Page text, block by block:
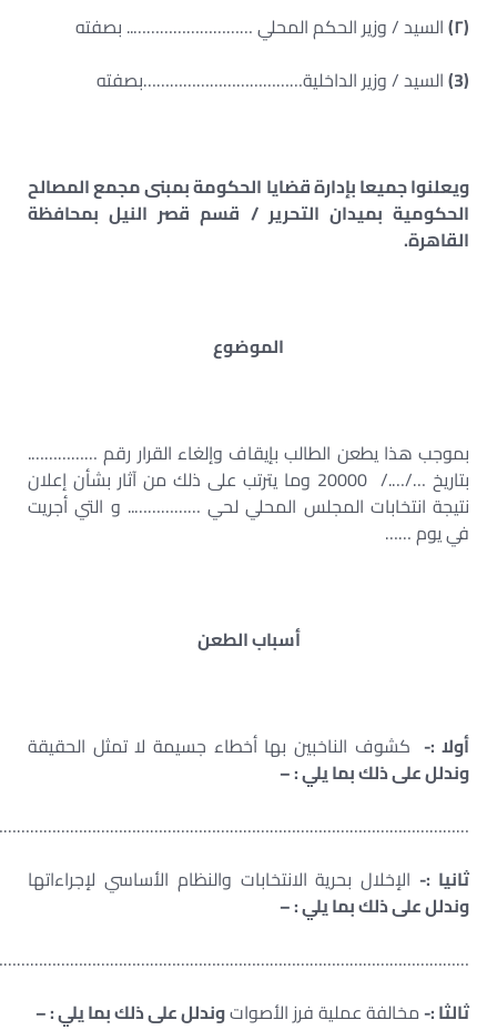
(۲)
السيد / وزير الحكم المحلي ……………………….. بصفته
(3)
السيد / وزير الداخلية………………………………بصفته
ويعلنوا جميعا بإدارة قضايا الحكومة بمبنى مجمع المصالح
الحكومية بميدان التحرير / قسم قصر النيل بمحافظة
القاهرة.
الموضوع
بموجب هذا يطعن الطالب بإيقاف وإلغاء القرار رقم …………….
بتاريخ …/…./ 20000 وما يترتب على ذلك من آثار بشأن إعلان
نتيجة انتخابات المجلس المحلي لحي …………….. و التي أجريت
في يوم ……
أسباب الطعن
أولا :- كشوف الناخبين بها أخطاء جسيمة لا تمثل الحقيقة
وندلل على ذلك بما يلي : –
ثانيا :-الإخلال بحرية الانتخابات والنظام الأساسي لإجراءاتها
وندلل على ذلك بما يلي : –
ثالثا :-مخالفة عملية فرز الأصواتوندلل على ذلك بما يلي : –